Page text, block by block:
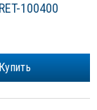
100400
Купить